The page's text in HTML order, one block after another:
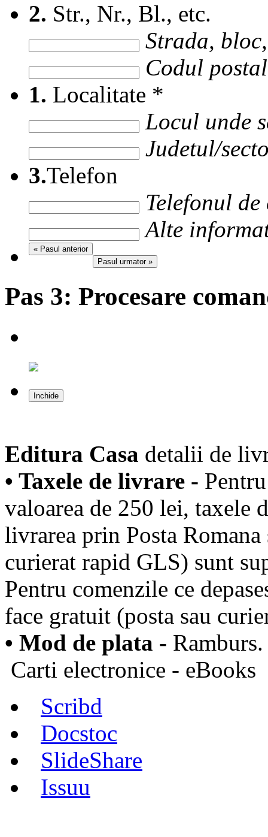
2. Str., Nr., Bl., etc.
Strada,
Codul
1. Localitate *
Locul unde
Judetul/
3.Telefon
Telefonul
Alte
« Pasul anterior
Pasul urmator »
Pas 3: Procesare
Inchide
Editura Casa detalii de
• Taxele de livrare -
valoarea de 250 lei, taxele
livrarea prin Posta
curierat rapid GLS) sunt
Pentru comenzile ce
face gratuit (posta sau
• Mod de plata - Ramburs.
Carti electronice - eBooks
Scribd
Docstoc
SlideShare
Issuu